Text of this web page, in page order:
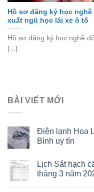
Hồ sơ đăng ký học
xuất ngũ học lái xe ô tô
Hồ sơ đăng ký học nghề
[...]
BÀI VIẾT MỚI
Điện lạnh Hoa
Bình uy tín
Lịch Sát hạch
tháng 3 năm